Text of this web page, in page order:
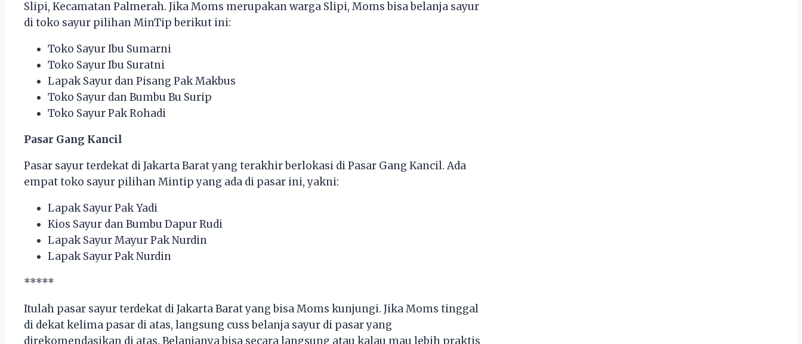
Slipi, Kecamatan Palmerah. Jika Moms merupakan warga Slipi, Moms bisa belanja sayur
di toko sayur pilihan MinTip berikut ini:
Toko Sayur Ibu Sumarni
Toko Sayur Ibu Suratni
Lapak Sayur dan Pisang Pak Makbus
Toko Sayur dan Bumbu Bu Surip
Toko Sayur Pak Rohadi
Pasar Gang Kancil
Pasar sayur terdekat di Jakarta Barat yang terakhir berlokasi di Pasar Gang Kancil. Ada
empat toko sayur pilihan Mintip yang ada di pasar ini, yakni:
Lapak Sayur Pak Yadi
Kios Sayur dan Bumbu Dapur Rudi
Lapak Sayur Mayur Pak Nurdin
Lapak Sayur Pak Nurdin
*****
Itulah pasar sayur terdekat di Jakarta Barat yang bisa Moms kunjungi. Jika Moms tinggal
di dekat kelima pasar di atas, langsung cuss belanja sayur di pasar yang
direkomendasikan di atas. Belanjanya bisa secara langsung atau kalau mau lebih praktis